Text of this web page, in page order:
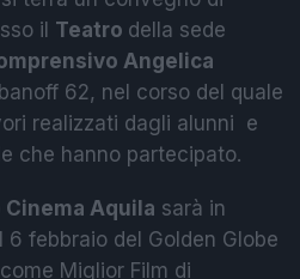
il Teatro della sede
Angelica
62, nel corso del quale
realizzati dagli alunni e
che hanno partecipato.
Cinema Aquila sarà in
febbraio del Golden Globe
Miglior Film di